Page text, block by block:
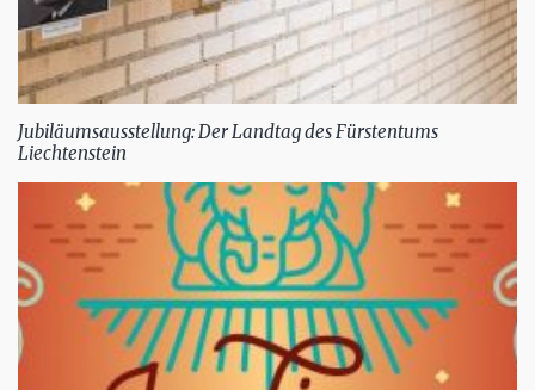
Jubiläumsausstellung: Der Landtag des Fürstentums
Liechtenstein